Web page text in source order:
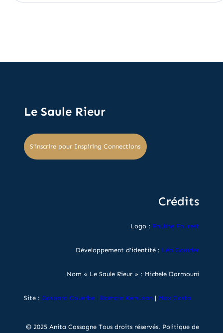
Le Saule Rieur
S’inscrire pour Inspiring Connections
Crédits
Logo : Pauline Fourest
Développement d’identité : Léa Gouider
Nom « Le Saule Rieur » : Michele Darmouni
Site : Gaspard Couerbe | Romain Kersuzan | Max Costa
© 2025 Anita Cassagne Tous droits réservés. Politique de